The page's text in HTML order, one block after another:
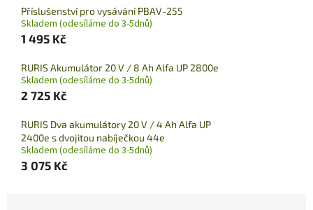
Příslušenství pro vysávání PBAV-255
Skladem (odesíláme do 3-5dnů)
1 495 Kč
RURIS Akumulátor 20 V / 8 Ah Alfa UP 2800e
Skladem (odesíláme do 3-5dnů)
2 725 Kč
RURIS Dva akumulátory 20 V / 4 Ah Alfa UP
2400e s dvojitou nabíječkou 44e
Skladem (odesíláme do 3-5dnů)
3 075 Kč